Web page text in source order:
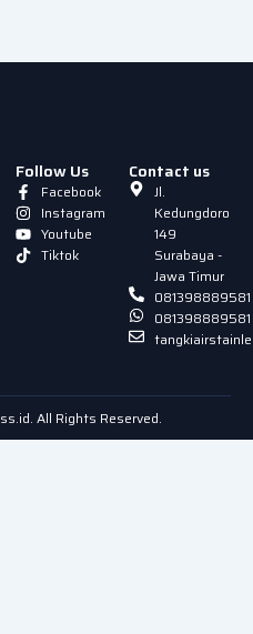
Follow Us
Facebook
Instagram
Youtube
Tiktok
Contact us
Jl.
Kedungdoro
149
Surabaya -
Jawa Timur
081398889581
081398889581
All Rights Reserved.